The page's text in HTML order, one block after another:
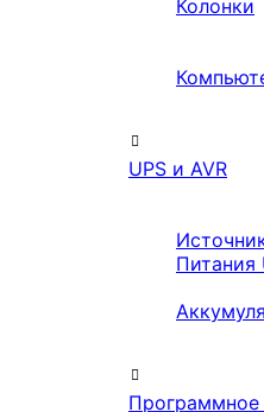
Колонки
UPS и AVR
Питания
Программное